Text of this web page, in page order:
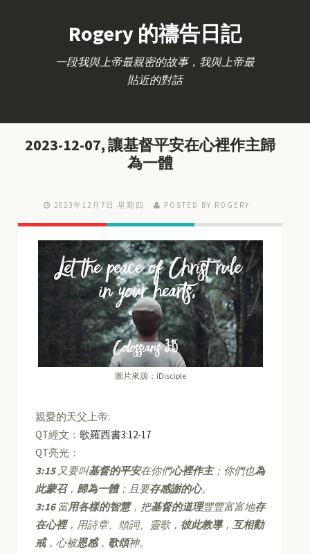
Rogery 的禱告日記
一段我與上帝最親密的故事，我與上帝最
貼近的對話
2023-12-07, 讓基督平安在心裡作主歸
為一體
2023年12月7日 星期四 POSTED BY ROGERY
圖片來源：iDisciple
親愛的天父上帝:
QT經文：歌羅西書3:12-17
QT亮光：
3:15又要叫基督的平安在你們心裡作主；你們也為
此蒙召，歸為一體；且要存感謝的心。
3:16當用各樣的智慧，把基督的道理豐豐富富地存
在心裡，用詩章、頌詞、靈歌， 彼此教導，互相勸
戒，心被恩感， 歌頌神。